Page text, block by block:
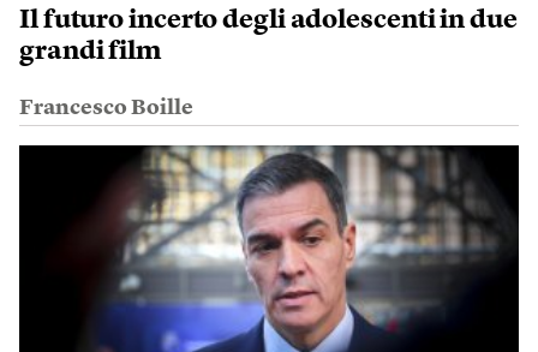
Il futuro incerto degli adolescenti in due
grandi film
Francesco Boille